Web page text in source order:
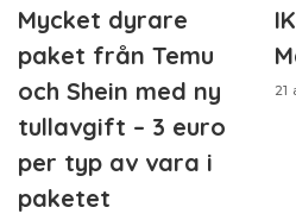
Mycket dyrare
paket från Temu
och Shein med ny
tullavgift – 3 euro
per typ av vara i
paketet
21